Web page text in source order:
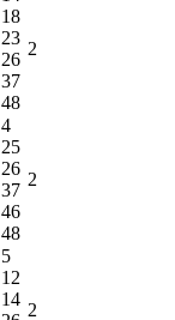
18
23
26
37
48
2
4
25
26
37
46
48
2
5
12
14
2